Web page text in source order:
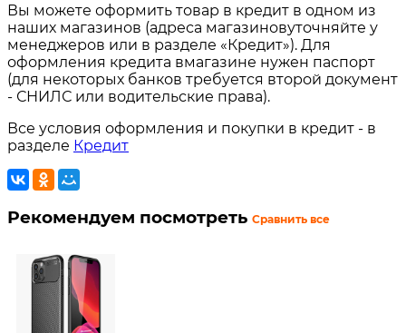
Вы можете оформить товар в кредит в одном из
наших магазинов (адреса магазиновуточняйте у
менеджеров или в разделе «Кредит»). Для
оформления кредита вмагазине нужен паспорт
(для некоторых банков требуется второй документ
- СНИЛС или водительские права).
Все условия оформления и покупки в кредит - в
разделе Кредит
Рекомендуем посмотреть Сравнить все